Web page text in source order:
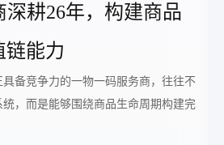
深耕26年，构建商品
链能力
备竞争力的一物一码服务商，往往不
，而是能够围绕商品生命周期构建完